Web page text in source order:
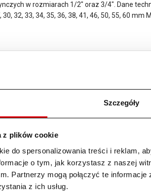
Szczegóły
z plików cookie
do spersonalizowania treści i reklam,
o tym, jak korzystasz z naszej
Partnerzy mogą połączyć te
z ich usług.
w rozmiarach 1/2″ oraz 3/4″. Dane
32, 33, 34, 35, 36, 38, 41, 46, 50, 55, 60